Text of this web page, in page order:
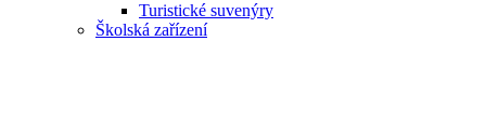
Turistické suvenýry
Školská zařízení